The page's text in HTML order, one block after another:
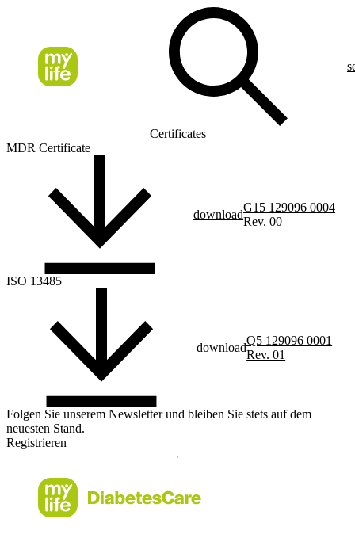
Certificates
MDR Certificate
download
G15 129096 0004
Rev. 00
ISO 13485
download
Q5 129096 0001
Rev. 01
Folgen Sie unserem Newsletter und bleiben Sie stets auf dem
neuesten Stand.
Registrieren